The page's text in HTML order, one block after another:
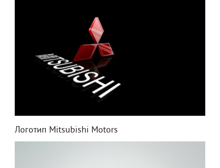
Логотип Mitsubishi Motors